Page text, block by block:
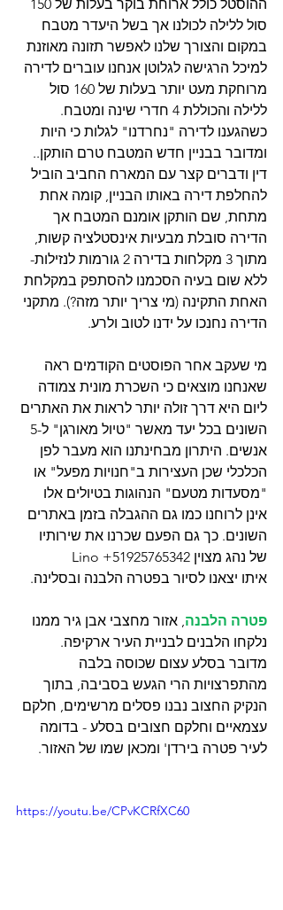
סול ללילה לכולנו אך בשל היעדר מטבח
במקום והצורך שלנו לאפשר תזונה מאוזנת
למיכל הרגישה לגלוטן אנחנו עוברים לדירה
מרוחקת מעט יותר בעלות של 160 סול
ללילה והכוללת 4 חדרי שינה ומטבח.
כשהגענו לדירה "נחרדנו" לגלות כי היות
ומדובר בבניין חדש המטבח טרם הותקן..
דין ודברים קצר עם המארח החביב הוביל
להחלפת דירה באותו הבניין, קומה אחת
מתחת, שם הותקן אומנם המטבח אך
הדירה סובלת מבעיות אינסטלציה קשות,
מתוך 3 מקלחות בדירה 2 גורמות לנזילות-
ללא שום בעיה הסכמנו להסתפק במקלחת
האחת התקינה (מי צריך יותר מזה?). מתקני
הדירה נחנכו על ידנו לטוב ולרע.
מי שעקב אחר הפוסטים הקודמים ראה
שאנחנו מוצאים כי השכרת מונית צמודה
ליום היא דרך זולה יותר לראות את האתרים
אנשים. היתרון מבחינתנו הוא מעבר לפן
הכלכלי שכן העצירות ב"חנויות מפעל" או
"מסעדות מטעם" הנהוגות בטיולים אלו
אינן לרוחנו כמו גם ההגבלה בזמן באתרים
השונים. כך גם הפעם שכרנו את שירותיו
של נהג מצוין Lino +51925765342
איתו יצאנו לסיור בפטרה הלבנה ובסלינה.
פטרה הלבנה , אזור מחצבי אבן גיר ממנו
נלקחו הלבנים לבניית העיר ארקיפה.
מדובר בסלע עצום שכוסה בלבה
מהתפרצויות הרי הגעש בסביבה, בתוך
הנקיק החצוב נבנו פסלים מרשימים, חלקם
עצמאיים וחלקם חצובים בסלע - בדומה
לעיר פטרה בירדן' ומכאן שמו של האזור.
https://youtu.be/CPvKCRfXC60